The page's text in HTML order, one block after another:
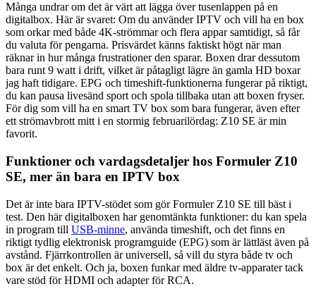
Många undrar om det är värt att lägga över tusenlappen på en
digitalbox. Här är svaret: Om du använder IPTV och vill ha en box
som orkar med både 4K-strömmar och flera appar samtidigt, så får
du valuta för pengarna. Prisvärdet känns faktiskt högt när man
räknar in hur många frustrationer den sparar. Boxen drar dessutom
bara runt 9 watt i drift, vilket är påtagligt lägre än gamla HD boxar
jag haft tidigare. EPG och timeshift-funktionerna fungerar på riktigt,
du kan pausa livesänd sport och spola tillbaka utan att boxen fryser.
För dig som vill ha en smart TV box som bara fungerar, även efter
ett strömavbrott mitt i en stormig februarilördag: Z10 SE är min
favorit.
Funktioner och vardagsdetaljer hos Formuler Z10
SE, mer än bara en IPTV box
Det är inte bara IPTV-stödet som gör Formuler Z10 SE till bäst i
test. Den här digitalboxen har genomtänkta funktioner: du kan spela
in program till USB-minne, använda timeshift, och det finns en
riktigt tydlig elektronisk programguide (EPG) som är lättläst även på
avstånd. Fjärrkontrollen är universell, så vill du styra både tv och
box är det enkelt. Och ja, boxen funkar med äldre tv-apparater tack
vare stöd för HDMI och adapter för RCA.